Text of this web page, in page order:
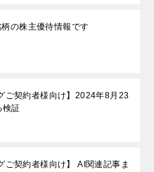
の株主優待情報です
ご契約者様向け】2024年8月23
証
ご契約者様向け】 AI関連記事ま